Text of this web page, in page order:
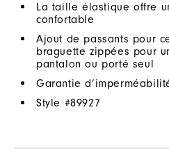
La taille élastique offre
confortable
Ajout de passants pour
braguette zippées pour
pantalon ou porté seul
Garantie
Style #89927